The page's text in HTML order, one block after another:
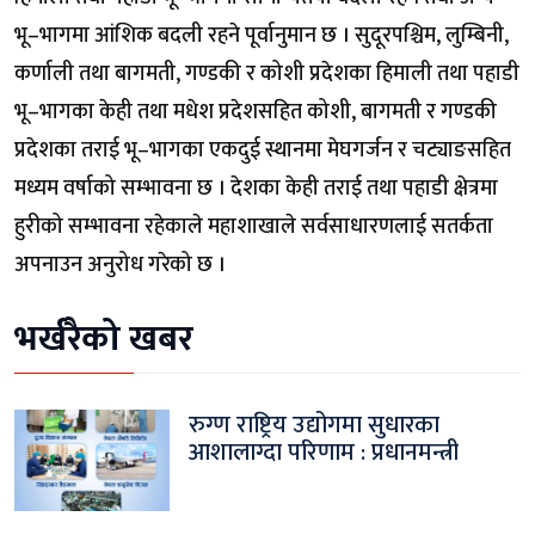
भू–भागमा आंशिक बदली रहने पूर्वानुमान छ । सुदूरपश्चिम, लुम्बिनी,
कर्णाली तथा बागमती, गण्डकी र कोशी प्रदेशका हिमाली तथा पहाडी
भू–भागका केही तथा मधेश प्रदेशसहित कोशी, बागमती र गण्डकी
प्रदेशका तराई भू–भागका एकदुई स्थानमा मेघगर्जन र चट्याङसहित
मध्यम वर्षाको सम्भावना छ । देशका केही तराई तथा पहाडी क्षेत्रमा
हुरीको सम्भावना रहेकाले महाशाखाले सर्वसाधारणलाई सतर्कता
अपनाउन अनुरोध गरेको छ ।
भर्खरैको खबर
रुग्ण राष्ट्रिय उद्योगमा सुधारका
आशालाग्दा परिणाम : प्रधानमन्त्री